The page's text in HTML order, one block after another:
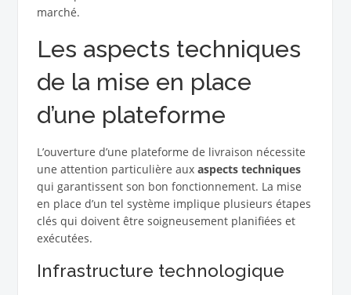
marché.
Les aspects techniques
de la mise en place
d’une plateforme
L’ouverture d’une plateforme de livraison nécessite
une attention particulière aux aspects techniques
qui garantissent son bon fonctionnement. La mise
en place d’un tel système implique plusieurs étapes
clés qui doivent être soigneusement planifiées et
exécutées.
Infrastructure technologique